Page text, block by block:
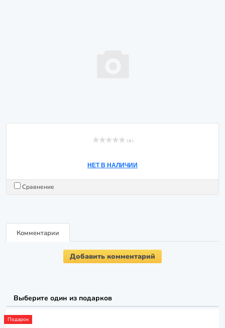
( 0 )
НЕТ В НАЛИЧИИ
Сравнение
Комментарии
Добавить комментарий
Выберите один из подарков
Подарок